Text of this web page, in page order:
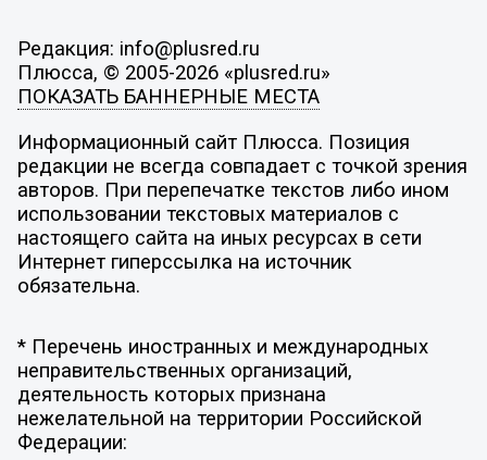
Редакция: info@plusred.ru
Плюсса, © 2005-2026 «plusred.ru»
ПОКАЗАТЬ БАННЕРНЫЕ МЕСТА
Информационный сайт Плюсса. Позиция
редакции не всегда совпадает с точкой зрения
авторов. При перепечатке текстов либо ином
использовании текстовых материалов с
настоящего сайта на иных ресурсах в сети
Интернет гиперссылка на источник
обязательна.
* Перечень иностранных и международных
неправительственных организаций,
деятельность которых признана
нежелательной на территории Российской
Федерации: